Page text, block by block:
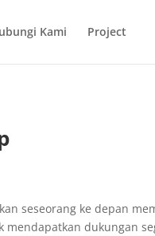
Kami Project
seseorang ke depan
dukungan